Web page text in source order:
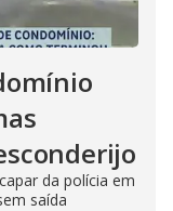
da polícia em
saída